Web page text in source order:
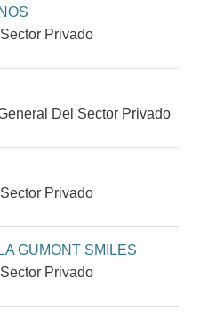
Privado
Del Sector Privado
Privado
GUMONT SMILES
Privado